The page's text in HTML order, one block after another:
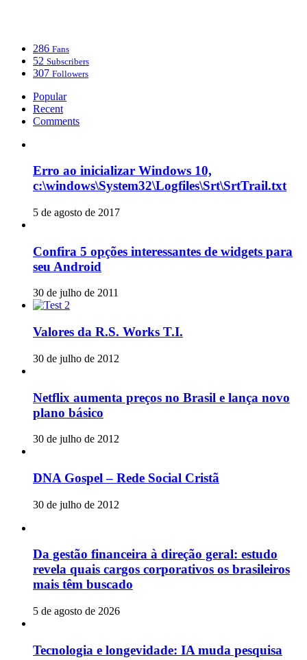
286 Fans
52 Subscribers
307 Followers
Popular
Recent
Comments
Erro ao inicializar Windows 10,
c:\windows\System32\Logfiles\Srt\SrtTrail.txt
5 de agosto de 2017
Confira 5 opções interessantes de widgets para
seu Android
30 de julho de 2011
Valores da R.S. Works T.I.
30 de julho de 2012
Netflix aumenta preços no Brasil e lança novo
plano básico
30 de julho de 2012
DNA Gospel – Rede Social Cristã
30 de julho de 2012
Da gestão financeira à direção geral: estudo
revela quais cargos corporativos os brasileiros
mais têm buscado
5 de agosto de 2026
Tecnologia e longevidade: IA muda pesquisa